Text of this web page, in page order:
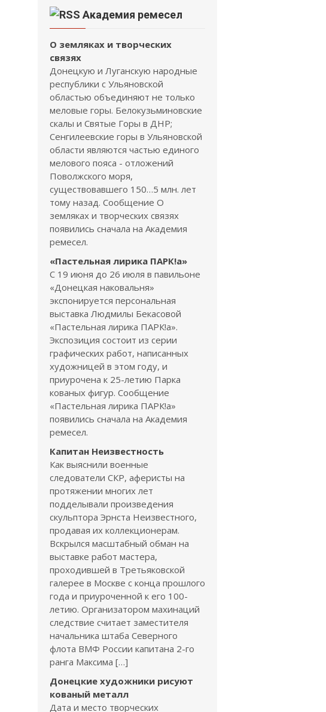
Академия ремесел
О земляках и творческих
связях
Донецкую и Луганскую народные
республики с Ульяновской
областью объединяют не только
меловые горы. Белокузьминовские
скалы и Святые Горы в ДНР;
Сенгилеевские горы в Ульяновской
области являются частью единого
мелового пояса - отложений
Поволжского моря,
существовавшего 150…5 млн. лет
тому назад. Сообщение О
земляках и творческих связях
появились сначала на Академия
ремесел.
«Пастельная лирика ПАРК!а»
С 19 июня до 26 июля в павильоне
«Донецкая наковальня»
экспонируется персональная
выставка Людмилы Бекасовой
«Пастельная лирика ПАРК!а».
Экспозиция состоит из серии
графических работ, написанных
художницей в этом году, и
приурочена к 25-летию Парка
кованых фигур. Сообщение
«Пастельная лирика ПАРК!а»
появились сначала на Академия
ремесел.
Капитан Неизвестность
Как выяснили военные
следователи СКР, аферисты на
протяжении многих лет
подделывали произведения
скульптора Эрнста Неизвестного,
продавая их коллекционерам.
Вскрылся масштабный обман на
выставке работ мастера,
проходившей в Третьяковской
галерее в Москве с конца прошлого
года и приуроченной к его 100-
летию. Организатором махинаций
следствие считает заместителя
начальника штаба Северного
флота ВМФ России капитана 2-го
ранга Максима […]
Донецкие художники рисуют
кованый металл
Дата и место творческих